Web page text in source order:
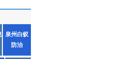
泉州白蚁
防治